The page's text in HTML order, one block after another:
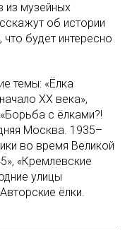
из музейных
об истории
что будет интересно
темы: «Ёлка
ХХ века»,
с ёлками?!
Москва. 1935–
во время Великой
«Кремлевские
улицы
ёлки.